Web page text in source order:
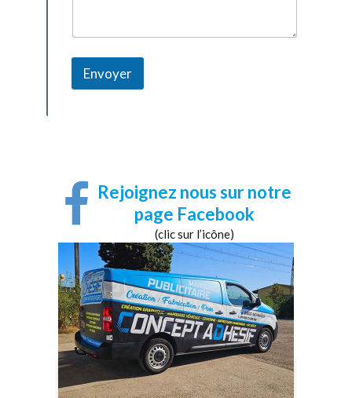
m
Envoyer
Rejoignez nous sur notre
page Facebook
(clic sur l’icône)